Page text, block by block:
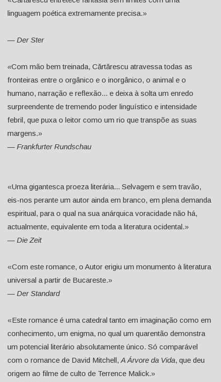
linguagem poética extremamente precisa.»
— Der Ster
«Com mão bem treinada, Cărtărescu atravessa todas as
fronteiras entre o orgânico e o inorgânico, o animal e o
humano, narração e reflexão... e deixa à solta um enredo
surpreendente de tremendo poder linguístico e intensidade
febril, que puxa o leitor como um rio que transpõe as suas
margens.»
— Frankfurter Rundschau
«Uma gigantesca proeza literária... Selvagem e sem travão,
eis-nos perante um autor ainda em branco, em plena demanda
espiritual, para o qual na sua anárquica voracidade não há,
actualmente, equivalente em toda a literatura ocidental.»
— Die Zeit
«Com este romance, o Autor erigiu um monumento à literatura
universal a partir de Bucareste.»
— Der Standard
«Este romance é uma catedral tanto em imaginação como em
conhecimento, um enigma, no qual um quarentão demonstra
um potencial literário absolutamente único. Só comparável
com o romance de David Mitchell, A Árvore da Vida, que deu
origem ao filme de culto de Terrence Malick.»